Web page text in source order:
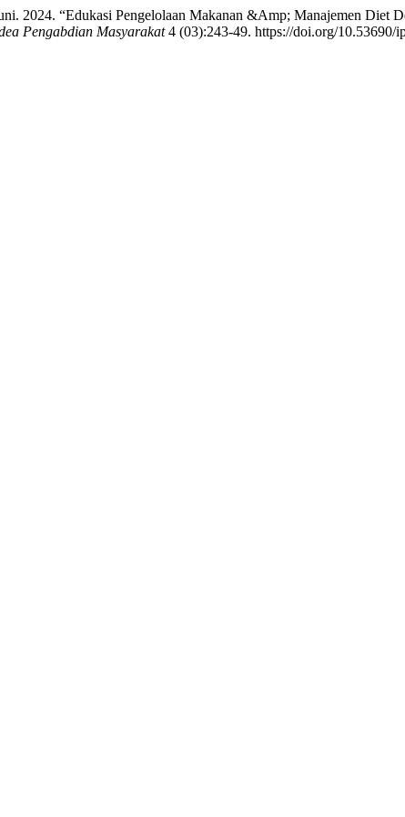
2024. “Edukasi Pengelolaan Makanan &Amp; Manajemen Diet
Pengabdian Masyarakat4 (03):243-49. https://doi.org/10.53690/